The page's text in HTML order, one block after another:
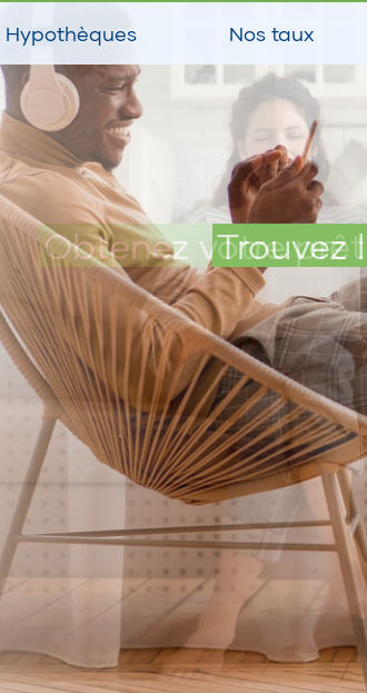
Hypothèques Nos taux
Trouvez
Obtenez votre